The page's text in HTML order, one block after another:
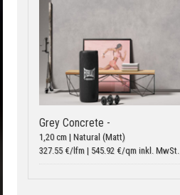
Grey Concrete -
1,20 cm | Natural (Matt)
327.55 €/lfm | 545.92 €/qm inkl. MwSt.